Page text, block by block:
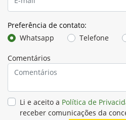
Preferência de contato:
Whatsapp
Telefone
Comentários
Li e aceito a Política de
receber comunicações da